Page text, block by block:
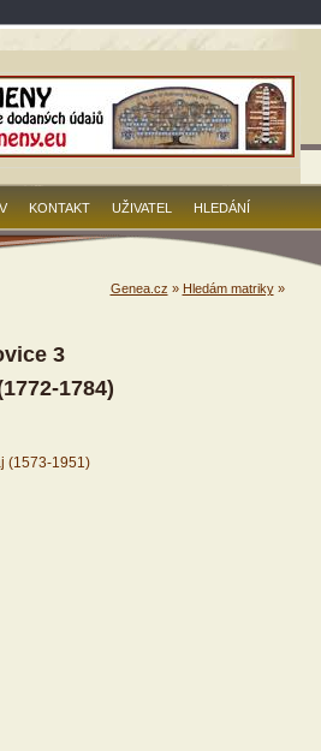
KONTAKT UŽIVATEL HLEDÁNÍ
Genea.cz » Hledám matriky»
3
1784)
(1573-1951)